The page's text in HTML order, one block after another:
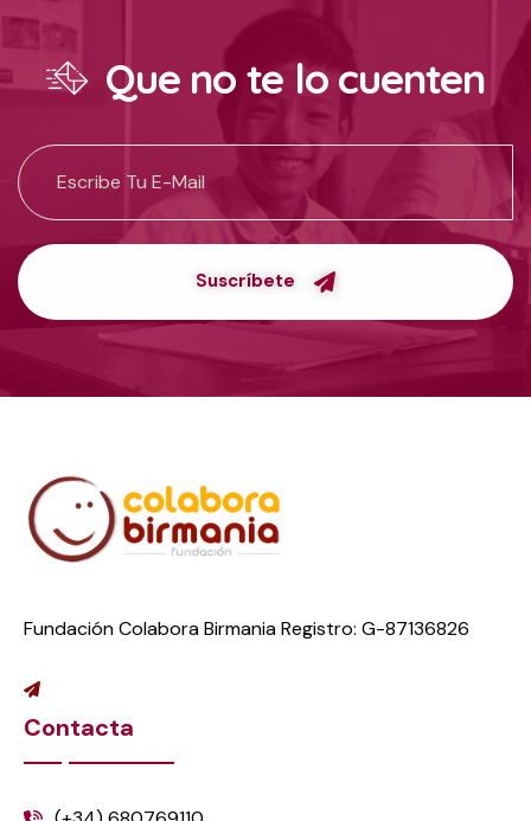
Que no te lo cuenten
Suscríbete
Fundación Colabora Birmania Registro: G-87136826
Contacta